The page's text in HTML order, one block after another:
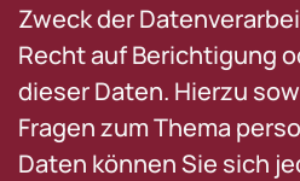
Zweck der
Recht auf Berichtigung
dieser Daten. Hierzu
Fragen zum Thema
Daten können Sie sich